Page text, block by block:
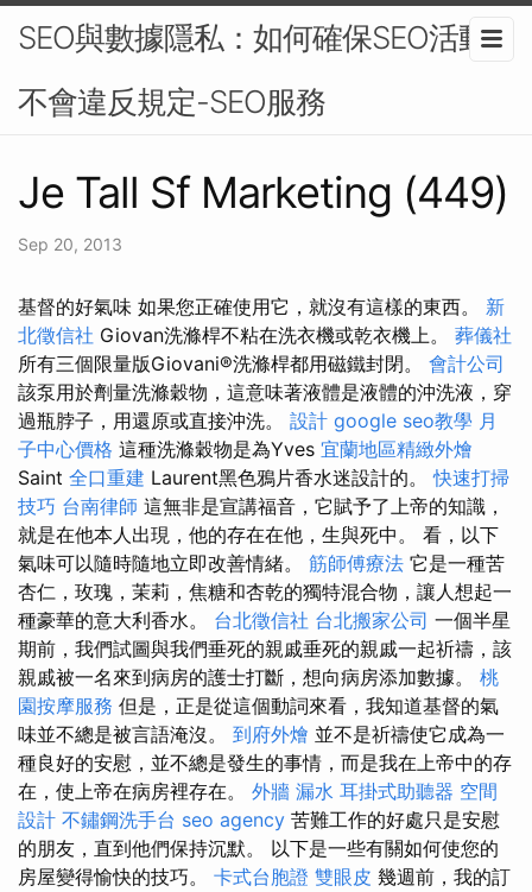
SEO與數據隱私：如何確保SEO活動
不會違反規定-SEO服務
Je Tall Sf Marketing (449)
Sep 20, 2013
基督的好氣味 如果您正確使用它，就沒有這樣的東西。 新
北徵信社 Giovan洗滌桿不粘在洗衣機或乾衣機上。 葬儀社
所有三個限量版Giovani®洗滌桿都用磁鐵封閉。 會計公司
該泵用於劑量洗滌穀物，這意味著液體是液體的沖洗液，穿
過瓶脖子，用還原或直接沖洗。 設計 google seo教學 月
子中心價格 這種洗滌穀物是為Yves 宜蘭地區精緻外燴
Saint 全口重建 Laurent黑色鴉片香水迷設計的。快速打掃
技巧 台南律師 這無非是宣講福音，它賦予了上帝的知識，
就是在他本人出現，他的存在在他，生與死中。 看，以下
氣味可以隨時隨地立即改善情緒。 筋師傅療法 它是一種苦
杏仁，玫瑰，茉莉，焦糖和杏乾的獨特混合物，讓人想起一
種豪華的意大利香水。 台北徵信社 台北搬家公司 一個半星
期前，我們試圖與我們垂死的親戚垂死的親戚一起祈禱，該
親戚被一名來到病房的護士打斷，想向病房添加數據。 桃
園按摩服務 但是，正是從這個動詞來看，我知道基督的氣
味並不總是被言語淹沒。 到府外燴 並不是祈禱使它成為一
種良好的安慰，並不總是發生的事情，而是我在上帝中的存
在，使上帝在病房裡存在。 外牆 漏水 耳掛式助聽器 空間
設計 不鏽鋼洗手台 seo agency 苦難工作的好處只是安慰
的朋友，直到他們保持沉默。 以下是一些有關如何使您的
房屋變得愉快的技巧。 卡式台胞證 雙眼皮 幾週前，我的訂